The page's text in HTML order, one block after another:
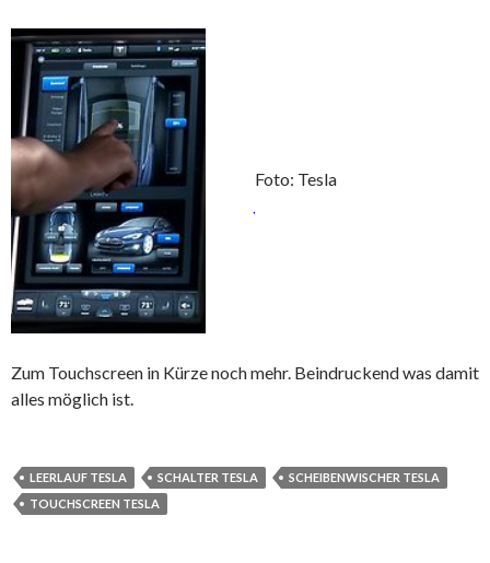
Foto: Tesla
Zum Touchscreen in Kürze noch mehr. Beindruckend was damit
alles möglich ist.
LEERLAUF TESLA SCHALTER TESLA
SCHEIBENWISCHER TESLA
TOUCHSCREEN TESLA